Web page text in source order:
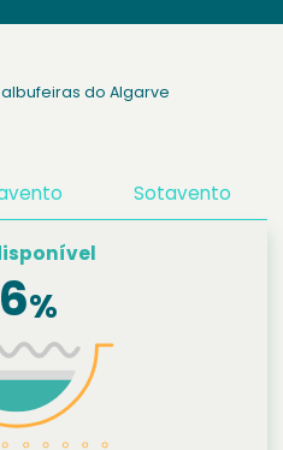
do Algarve
Sotavento
%